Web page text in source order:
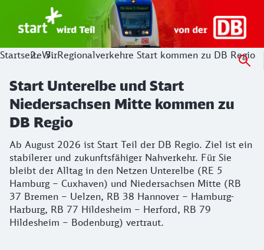
Ab August 2026 ist Start Teil der DB Regio. Ziel ist ein
StartseiteWirRegionalverkehre Start kommen zu DB Regio
Start Unterelbe und Start
Niedersachsen Mitte kommen zu
DB Regio
Ab August 2026 ist Start Teil der DB Regio. Ziel ist ein
stabilerer und zukunftsfähiger Nahverkehr. Für Sie
bleibt der Alltag in den Netzen Unterelbe (RE 5
Hamburg – Cuxhaven) und Niedersachsen Mitte (RB
37 Bremen – Uelzen, RB 38 Hannover – Hamburg-
Harburg, RB 77 Hildesheim – Herford, RB 79
Hildesheim – Bodenburg) vertraut.